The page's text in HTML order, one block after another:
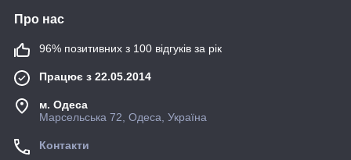
Про нас
96% позитивних з 100 відгуків за рік
Працює з 22.05.2014
м. Одеса
Марсельська 72, Одеса, Україна
Контакти